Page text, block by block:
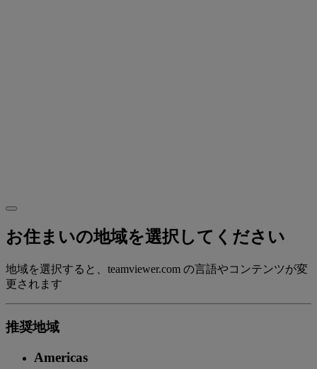
お住まいの地域を選択してください
地域を選択すると、teamviewer.com の言語やコンテンツが変
更されます
推奨地域
Americas